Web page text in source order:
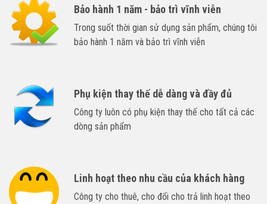
Bảo hành 1 năm - bảo trì vĩnh viễn
Trong suốt thời gian sử dụng sản phẩm, chúng tôi
bảo hành 1 năm và bảo trì vĩnh viễn
Phụ kiện thay thế dễ dàng và đầy đủ
Công ty luôn có phụ kiện thay thế cho tất cả các
dòng sản phẩm
Linh hoạt theo nhu cầu của khách hàng
Công ty cho thuê, cho đổi cho trả linh hoạt theo